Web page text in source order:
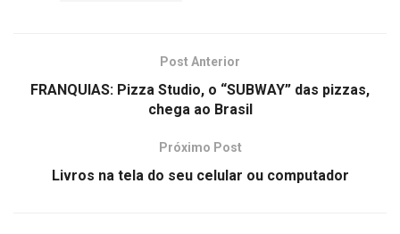
Post Anterior
FRANQUIAS: Pizza Studio, o “SUBWAY” das pizzas,
chega ao Brasil
Próximo Post
Livros na tela do seu celular ou computador